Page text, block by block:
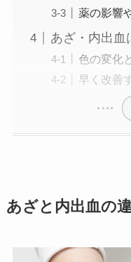
薬の影響
あざ・内出血
色の変化
早く改善
あざと内出血の